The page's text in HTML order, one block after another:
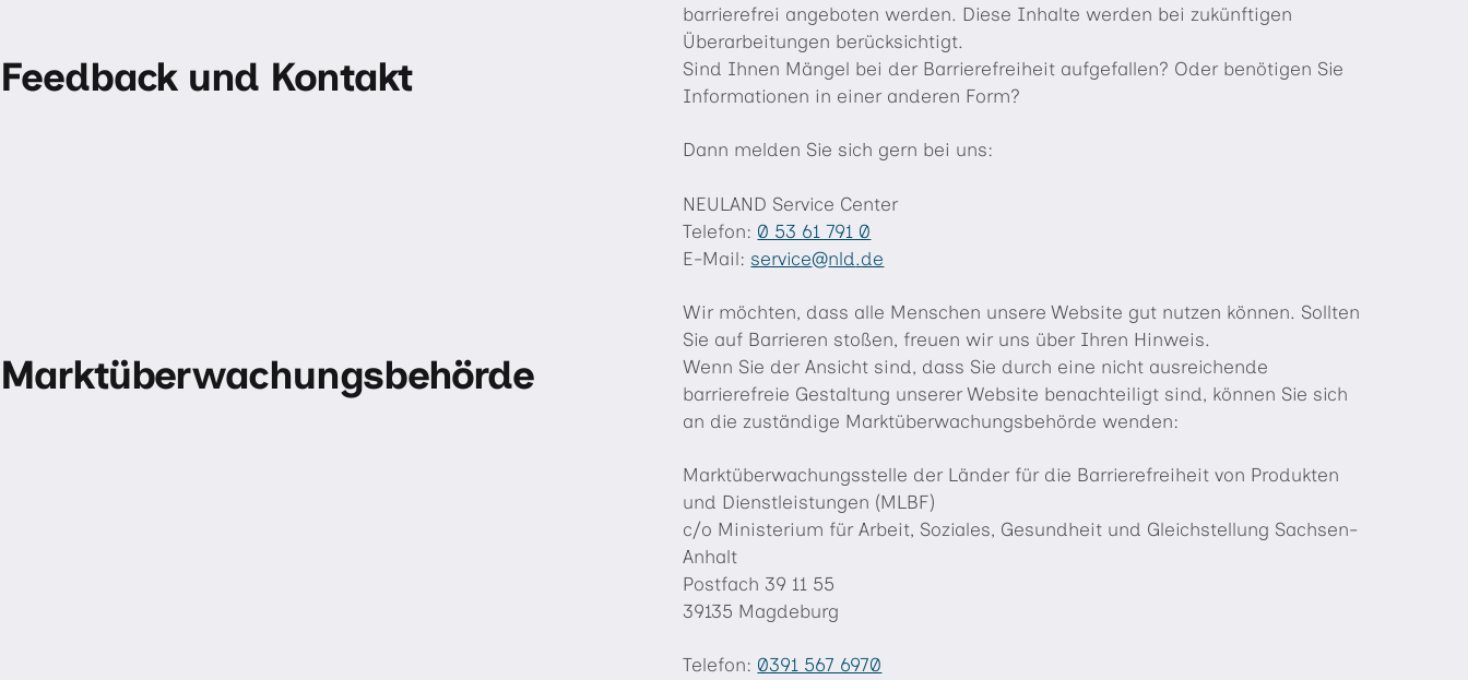
barrierefrei angeboten werden. Diese Inhalte werden bei zukünftigen
Überarbeitungen berücksichtigt.
Feedback und Kontakt
Sind Ihnen Mängel bei der Barrierefreiheit aufgefallen? Oder benötigen Sie
Informationen in einer anderen Form?
Dann melden Sie sich gern bei uns:
NEULAND Service Center
Telefon: 0 53 61 791 0
E-Mail: service
nld
&
.de
Wir möchten, dass alle Menschen unsere Website gut nutzen können. Sollten
Sie auf Barrieren stoßen, freuen wir uns über Ihren Hinweis.
Marktüberwachungsbehörde
Wenn Sie der Ansicht sind, dass Sie durch eine nicht ausreichende
barrierefreie Gestaltung unserer Website benachteiligt sind, können Sie sich
an die zuständige Marktüberwachungsbehörde wenden:
Marktüberwachungsstelle der Länder für die Barrierefreiheit von Produkten
und Dienstleistungen (MLBF)
c/o Ministerium für Arbeit, Soziales, Gesundheit und Gleichstellung Sachsen-
Anhalt
Postfach 39 11 55
39135 Magdeburg
Telefon: 0391 567 6970